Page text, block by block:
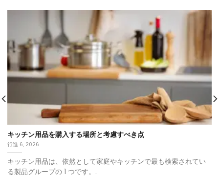
キッチン用品を購入する場所と考慮すべき点
行進 6, 2026
キッチン用品は、依然として家庭やキッチンで最も検索されてい
る製品グループの 1 つです。.